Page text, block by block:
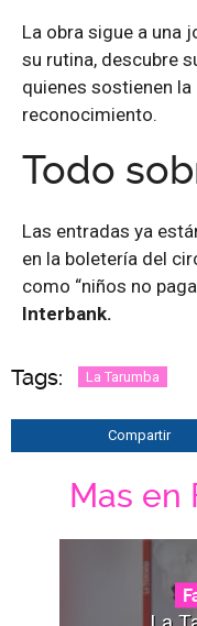
La obra sigue a una
su rutina, descubre
quienes sostienen
reconocimiento.
Todo
Las entradas ya
en la boletería del
como “niños no
Interbank.
Tags: La Tarumba
Compartir
Mas en